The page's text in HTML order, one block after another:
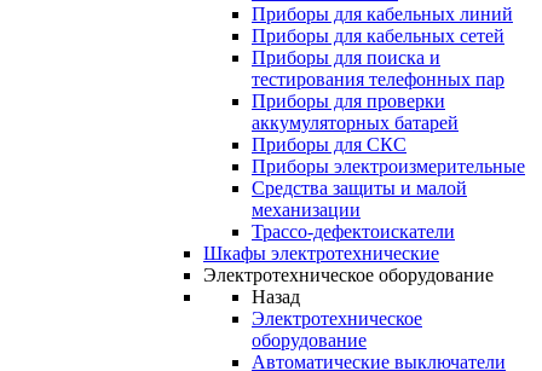
Приборы для кабельных линий
Приборы для кабельных сетей
Приборы для поиска и
тестирования телефонных пар
Приборы для проверки
аккумуляторных батарей
Приборы для СКС
Приборы электроизмерительные
Средства защиты и малой
механизации
Трассо-дефектоискатели
Шкафы электротехнические
Электротехническое оборудование
Назад
Электротехническое
оборудование
Автоматические выключатели